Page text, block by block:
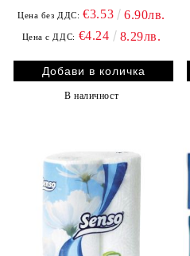
Цена без ДДС: €3.53 6.90лв.
Цена с ДДС: €4.24 8.29лв.
В наличност